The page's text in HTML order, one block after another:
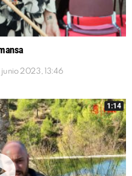
junio 2023, 13:46
1:14